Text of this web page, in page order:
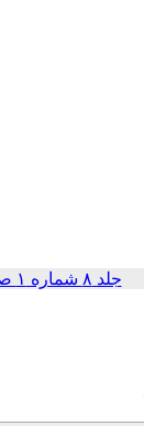
جلد ۸ شماره ۱ صفحات ۱۸-۱۰